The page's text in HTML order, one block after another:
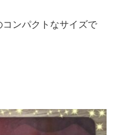
ンパクトなサイズで